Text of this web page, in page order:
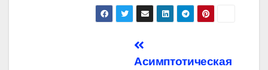
Навигация
Асимптотическая